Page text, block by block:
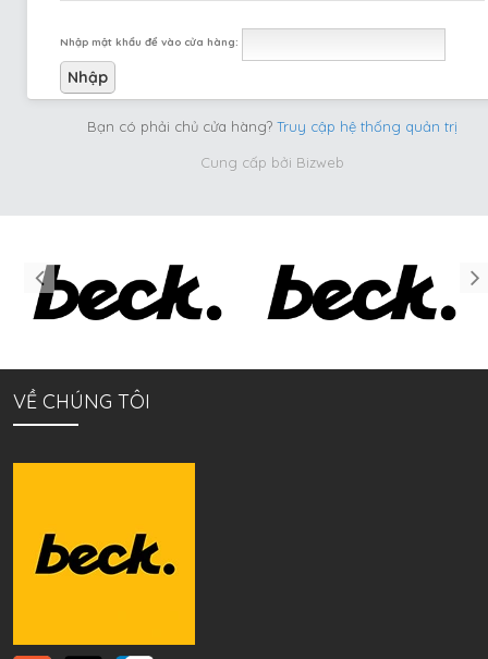
Nhập mật khẩu để vào cửa hàng:
Bạn có phải chủ cửa hàng? Truy cập hệ thống quản trị
Cung cấp bởi Bizweb
VỀ CHÚNG TÔI